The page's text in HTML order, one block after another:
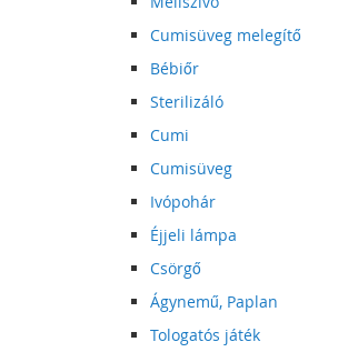
Cumisüveg melegítő
Bébiőr
Sterilizáló
Cumi
Cumisüveg
Ivópohár
Éjjeli lámpa
Csörgő
Ágynemű, Paplan
Tologatós játék